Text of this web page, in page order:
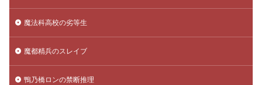
魔法科高校の劣等生
魔都精兵のスレイブ
鴨乃橋ロンの禁断推理